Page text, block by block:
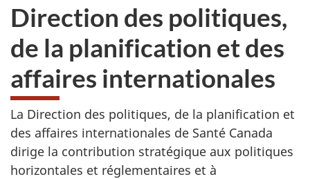
Direction des politiques,
de la planification et des
affaires internationales
La Direction des politiques, de la planification et
des affaires internationales de Santé Canada
dirige la contribution stratégique aux politiques
horizontales et réglementaires et à